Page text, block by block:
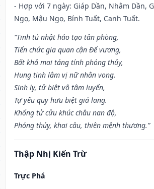
- Hợp với 7 ngày: Giáp Dần, Nhâm Dần,
Ngọ, Mậu Ngọ, Bính Tuất, Canh Tuất.
“Tinh tú nhật hảo tạo tân phòng,
Tiến chức gia quan cận Đế vương,
Bất khả mai táng tính phóng thủy,
Hung tinh lâm vị nữ nhân vong.
Sinh ly, tử biệt vô tâm luyến,
Tự yếu quy hưu biệt giá lang.
Khổng tử cửu khúc châu nan độ,
Phóng thủy, khai câu, thiên mệnh thương.”
Thập Nhị Kiến Trừ
Trực Phá